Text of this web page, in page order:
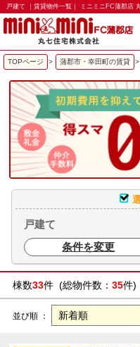
戸建て ｜賃貸物件一覧｜ ミニミニFC蒲郡店
TOPページ > 蒲郡市・幸田町の賃貸 >
戸建て
条件を変更
棟数33件 (総物件数： 35件)
並び順 ：